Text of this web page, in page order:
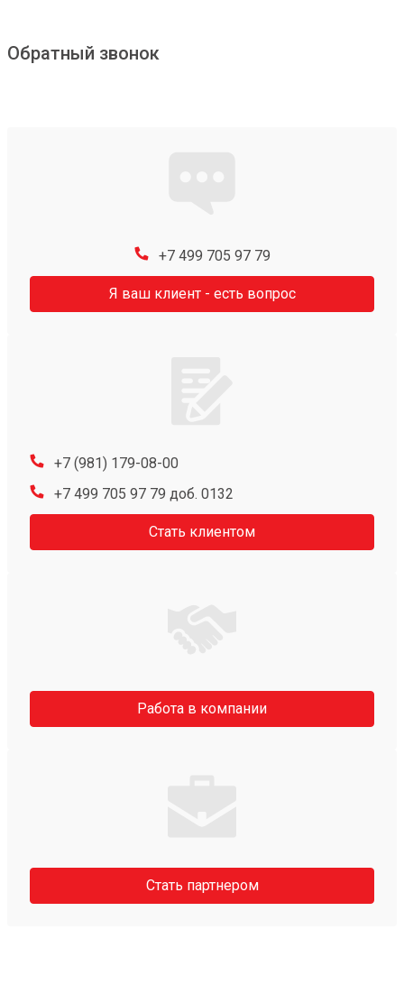
Обратный звонок
+7 499 705 97 79
Я ваш клиент - есть вопрос
+7 (981) 179-08-00
+7 499 705 97 79 доб. 0132
Стать клиентом
Работа в компании
Стать партнером